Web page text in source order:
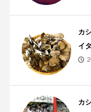
カ
イ
カ